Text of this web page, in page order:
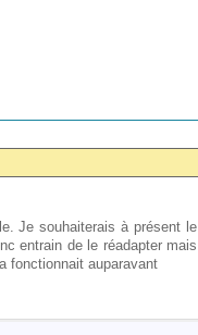
Je souhaiterais à présent le
entrain de le réadapter mais
fonctionnait auparavant